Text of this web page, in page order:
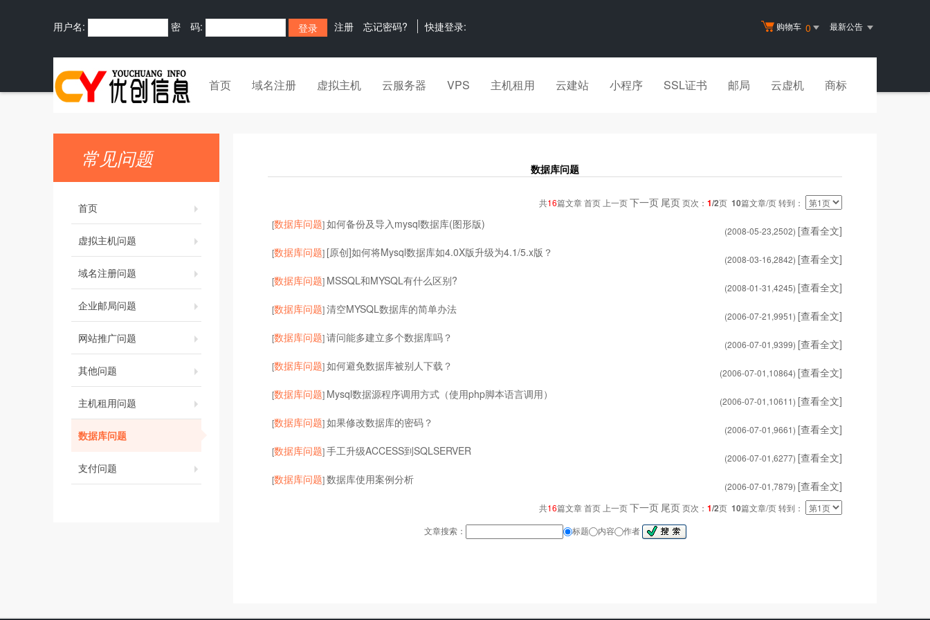
购物车 0 最新公告
用户名: 密 码: 注册 忘记密码? 快捷登录:
首页 域名注册 虚拟主机 云服务器 VPS 主机租用 云建站 小程序 SSL证书 邮局 云虚机 商标
常见问题
首页
虚拟主机问题
域名注册问题
企业邮局问题
网站推广问题
其他问题
主机租用问题
数据库问题
支付问题
数据库问题
共16篇文章 首页 上一页下一页 尾页页次： 1/2页 10篇文章/页 转到：
[数据库问题]如何备份及导入mysql数据库(图形版)
(2008-05-23,2502) [查看全文]
[数据库问题] [原创]如何将Mysql数据库如4.0X版升级为4.1/5.x版？
(2008-03-16,2842) [查看全文]
[数据库问题] MSSQL和MYSQL有什么区别?
(2008-01-31,4245) [查看全文]
[数据库问题]清空MYSQL数据库的简单办法
(2006-07-21,9951) [查看全文]
[数据库问题]请问能多建立多个数据库吗？
(2006-07-01,9399) [查看全文]
[数据库问题]如何避免数据库被别人下载？
(2006-07-01,10864) [查看全文]
[数据库问题] Mysql数据源程序调用方式（使用php脚本语言调用）
(2006-07-01,10611) [查看全文]
[数据库问题]如果修改数据库的密码？
(2006-07-01,9661) [查看全文]
[数据库问题]手工升级ACCESS到SQLSERVER
(2006-07-01,6277) [查看全文]
[数据库问题]数据库使用案例分析
(2006-07-01,7879) [查看全文]
共16篇文章 首页 上一页下一页 尾页页次： 1/2页 10篇文章/页 转到：
文章搜索：
标题 内容 作者